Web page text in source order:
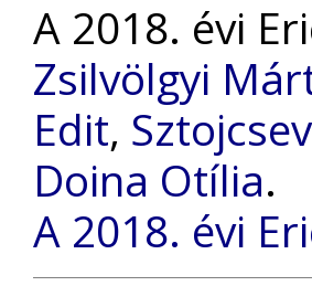
A 2018. évi
Zsilvölgyi
Edit,
Doina Otília.
A 2018. évi